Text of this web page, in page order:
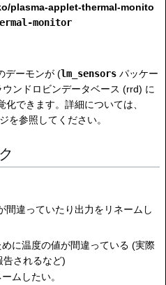
plasma-applet-thermal-monito
monitor
デーモンが (lm_sensors パッケー
ンドロビンデータベース (rrd) に
できます。詳細については、
を参照してください。
間違っていたり出力をリネームし
に温度の値が間違っている (実際
告されるなど)
ムしたい。